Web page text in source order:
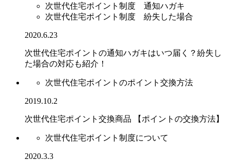
次世代住宅ポイント制度 通知ハガキ
次世代住宅ポイント制度 紛失した場合
2020.6.23
次世代住宅ポイントの通知ハガキはいつ届く？紛失し
た場合の対応も紹介！
次世代住宅ポイントのポイント交換方法
2019.10.2
次世代住宅ポイント交換商品 【ポイントの交換方法】
次世代住宅ポイント制度について
2020.3.3